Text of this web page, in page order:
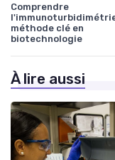
Comprendre
méthode clé en
biotechnologie
À lire aussi